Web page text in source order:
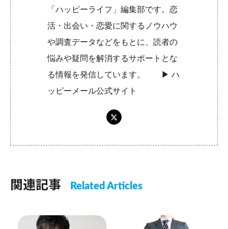
「ハッピーライフ」編集部です。恋
活・出会い・恋愛に関するノウハウ
や調査データなどをもとに、読者の
悩みや疑問を解消するサポートとな
る情報を発信しています。 ▶︎ハ
ッピーメール公式サイト
関連記事 Related Articles